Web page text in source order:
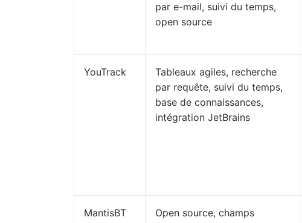
par e-mail, suivi du temps,
open source
YouTrack
Tableaux agiles, recherche
par requête, suivi du temps,
base de connaissances,
intégration JetBrains
MantisBT
Open source, champs